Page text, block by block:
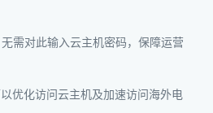
需对此输入云主机密码，保障运营
优化访问云主机及加速访问海外电